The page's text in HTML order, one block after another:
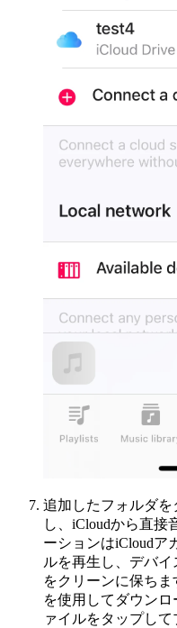
追加したフォルダ
し、iCloudから直接
ーションはiCloudア
ルを再生し、デバ
をクリーンに保ち
を使用してダウン
ァイルをタップして